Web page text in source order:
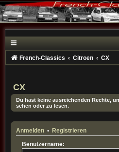
French-Classics Citroen CX
CX
Du hast keine ausreichenden Rechte,
sehen oder zu lesen.
Anmelden• Registrieren
Benutzername: